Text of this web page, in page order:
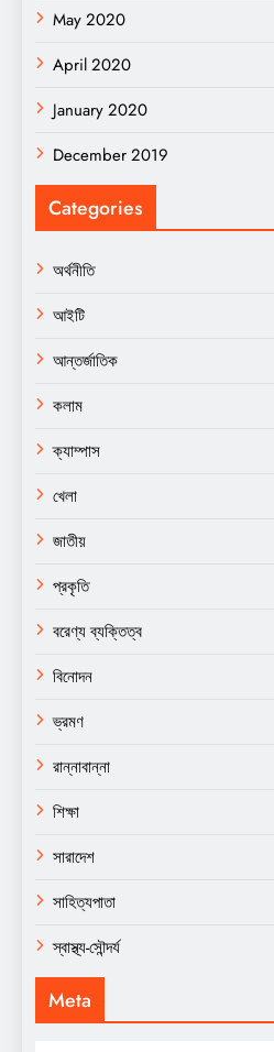
May 2020
April 2020
January 2020
December 2019
Categories
অর্থনীতি
আইটি
আন্তর্জাতিক
কলাম
ক্যাম্পাস
খেলা
জাতীয়
প্রকৃতি
বরেণ্য ব্যক্তিত্ব
বিনোদন
ভ্রমণ
রান্নাবান্না
শিক্ষা
সারাদেশ
সাহিত্যপাতা
স্বাস্থ্য-সৌন্দর্য
Meta